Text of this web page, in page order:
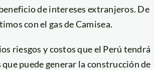
de intereses extranjeros. De
con el gas de Camisea.
riesgos y costos que el Perú tendrá
puede generar la construcción de